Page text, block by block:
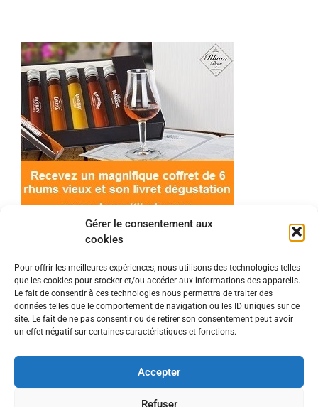
Gérer le consentement aux
cookies
Pour offrir les meilleures expériences, nous utilisons des technologies telles
que les cookies pour stocker et/ou accéder aux informations des appareils.
Le fait de consentir à ces technologies nous permettra de traiter des
données telles que le comportement de navigation ou les ID uniques sur ce
site. Le fait de ne pas consentir ou de retirer son consentement peut avoir
un effet négatif sur certaines caractéristiques et fonctions.
Accepter
Refuser
© 2022 Meilleur-rhum.net - Tous droits réservés
Mentions légales-Politique de cookies
consommer avec modération.
En tant que Partenaire Amazon, je réalise un